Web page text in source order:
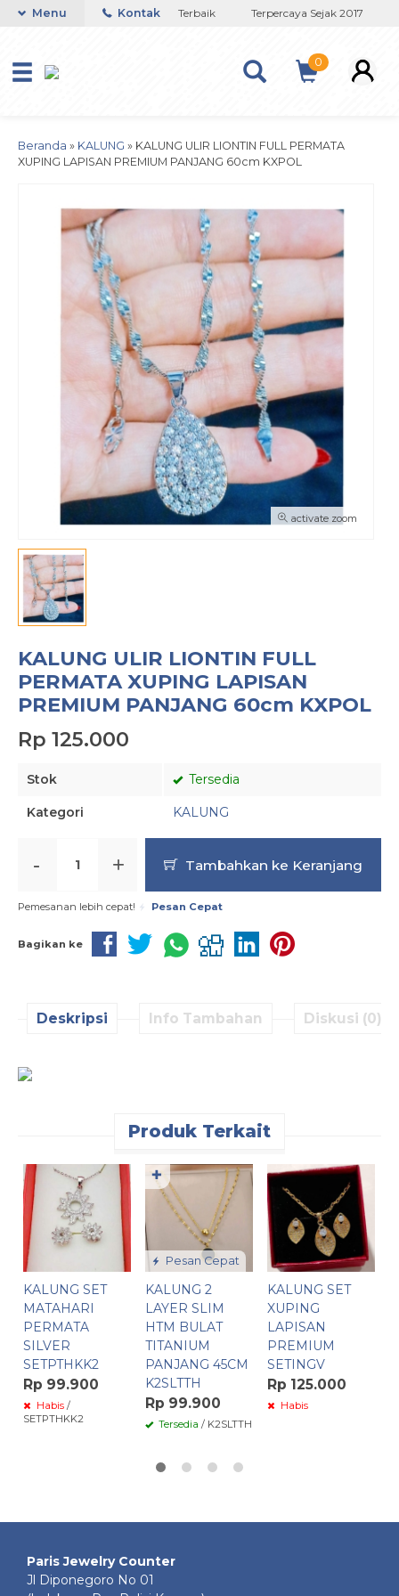
Toko Titanium Lapisan Emas Terbaik Terpercaya Sejak 2017
Menu Kontak
0
Beranda » KALUNG » KALUNG ULIR LIONTIN FULL PERMATA
XUPING LAPISAN PREMIUM PANJANG 60cm KXPOL
activate zoom
KALUNG ULIR LIONTIN FULL
PERMATA XUPING LAPISAN
PREMIUM PANJANG 60cm KXPOL
Rp 125.000
Stok Tersedia
Kategori KALUNG
- + Tambahkan ke Keranjang
Pemesanan lebih cepat! Pesan Cepat
Bagikan ke
Deskripsi Info Tambahan Diskusi (0)
Produk Terkait
KALUNG SET
MATAHARI
PERMATA
SILVER
SETPTHKK2
Rp 99.900
Habis /
SETPTHKK2
Pesan Cepat
KALUNG 2
LAYER SLIM
HTM BULAT
TITANIUM
PANJANG 45CM
K2SLTTH
Rp 99.900
Tersedia / K2SLTTH
✚
KALUNG SET
XUPING
LAPISAN
PREMIUM
SETINGV
Rp 125.000
Habis
Paris Jewelry Counter
Jl Diponegoro No 01